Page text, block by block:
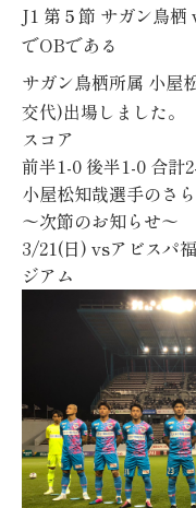
J1 第５節 サガン鳥栖
でOBである
サガン鳥栖所属 小屋
交代)出場しました。
スコア
前半1-0 後半1-0 合計
小屋松知哉選手のさ
〜次節のお知らせ〜
3/21(日) vsアビスパ
ジアム